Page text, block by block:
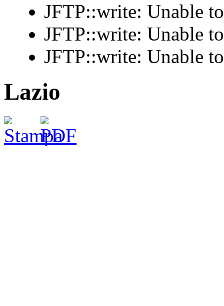
JFTP::write: Unable
JFTP::write: Unable
JFTP::write: Unable
Lazio